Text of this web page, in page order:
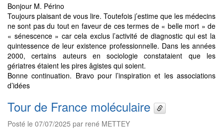
Bonjour M. Périno
Toujours plaisant de vous lire. Toutefois j’estime que les médecins
ne sont pas du tout en faveur de ces termes de « belle mort » de
« sénescence » car cela exclus l’activité de diagnostic qui est la
quintessence de leur existence professionnelle. Dans les années
2000, certains auteurs en sociologie constataient que les
gériatres étaient les pires âgistes qui soient.
Bonne continuation. Bravo pour l’inspiration et les associations
d’idées
Tour de France moléculaire
Posté le 07/07/2025 par rené METTEY